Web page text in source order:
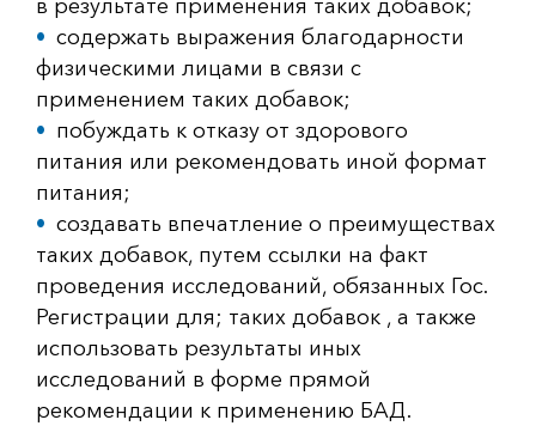
в результате применения таких добавок;
содержать выражения благодарности
физическими лицами в связи с
применением таких добавок;
побуждать к отказу от здорового
питания или рекомендовать иной формат
питания;
создавать впечатление о преимуществах
таких добавок, путем ссылки на факт
проведения исследований, обязанных Гос.
Регистрации для; таких добавок , а также
использовать результаты иных
исследований в форме прямой
рекомендации к применению БАД.